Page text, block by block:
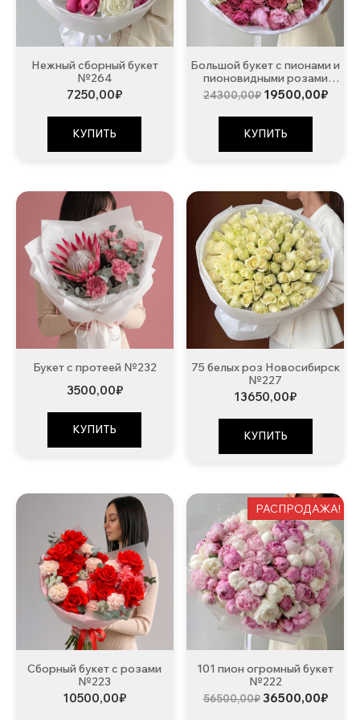
Нежный сборный букет
№264
7250,00₽
КУПИТЬ
Большой букет с пионами и
пионовидными розами
№260
24300,00₽
составляла
24300,00₽.
19500,00₽
КУПИТЬ
Букет с протеей №232
3500,00₽
КУПИТЬ
75 белых роз Новосибирск
№227
13650,00₽
КУПИТЬ
Сборный букет с розами
№223
10500,00₽
РАСПРОДАЖА!
101 пион огромный букет
№222
56500,00₽ 36500,00₽